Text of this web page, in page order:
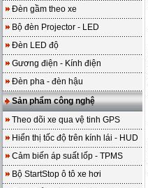
Đèn gầm theo xe
Bộ đèn Projector - LED
Đèn LED độ
Gương điện - Kính điện
Đèn pha - đèn hậu
Sản phẩm công nghệ
Theo dõi xe qua vệ tinh GPS
Hiển thị tốc độ trên kính lái - HUD
Cảm biến áp suất lốp - TPMS
Bộ StartStop ô tô xe hơi